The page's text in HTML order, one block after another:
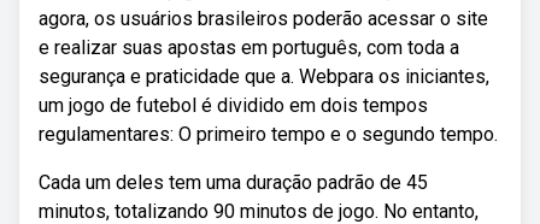
agora, os usuários brasileiros poderão acessar o site
e realizar suas apostas em português, com toda a
segurança e praticidade que a. Webpara os iniciantes,
um jogo de futebol é dividido em dois tempos
regulamentares: O primeiro tempo e o segundo tempo.
Cada um deles tem uma duração padrão de 45
minutos, totalizando 90 minutos de jogo. No entanto,